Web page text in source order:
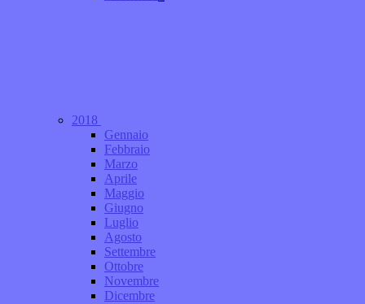
2018
Gennaio
Febbraio
Marzo
Aprile
Maggio
Giugno
Luglio
Agosto
Settembre
Ottobre
Novembre
Dicembre